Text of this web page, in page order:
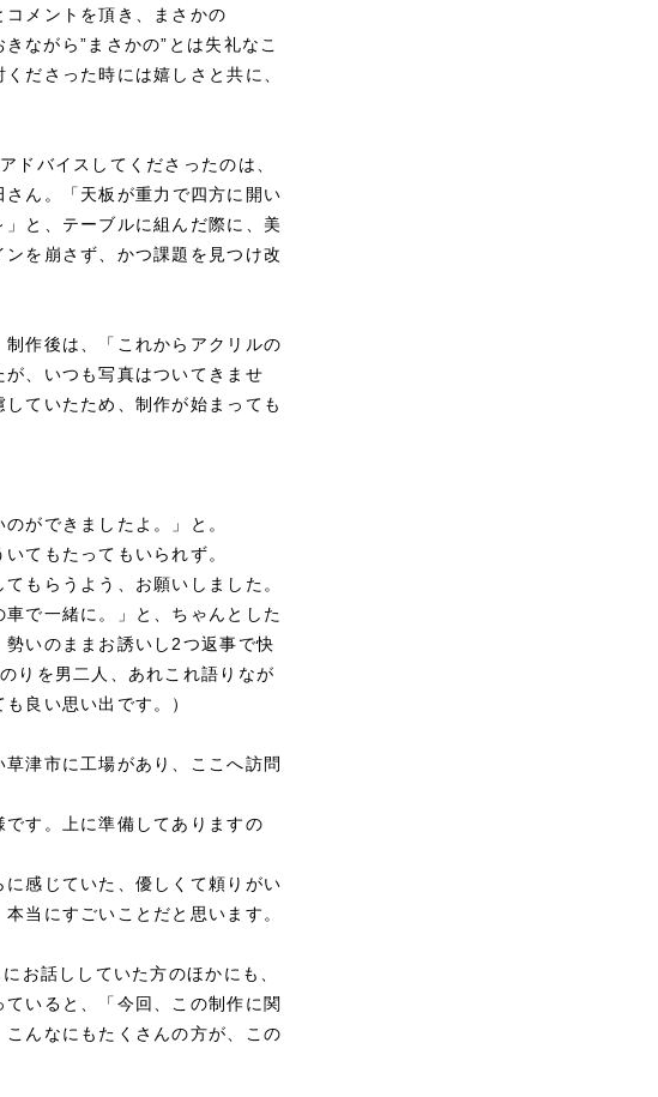
メントを頂き、まさかの
ながら”まさかの”とは失礼なこ
ださった時には嬉しさと共に、
ドバイスしてくださったのは、
さん。「天板が重力で四方に開い
と、テーブルに組んだ際に、美
を崩さず、かつ課題を見つけ改
作後は、「これからアクリルの
、いつも写真はついてきませ
ていたため、制作が始まっても
ができましたよ。」と。
てもたってもいられず。
もらうよう、お願いしました。
で一緒に。」と、ちゃんとした
いのままお誘いし2つ返事で快
りを男二人、あれこれ語りなが
良い思い出です。）
津市に工場があり、ここへ訪問
す。上に準備してありますの
感じていた、優しくて頼りがい
当にすごいことだと思います。
お話ししていた方のほかにも、
いると、「今回、この制作に関
んなにもたくさんの方が、この